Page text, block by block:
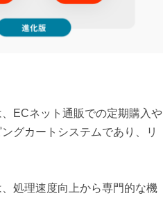
ECネット通販での定期購入や
グカートシステムであり、リ
処理速度向上から専門的な機